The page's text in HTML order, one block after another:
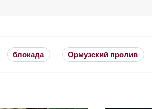
блокада Ормузский пролив